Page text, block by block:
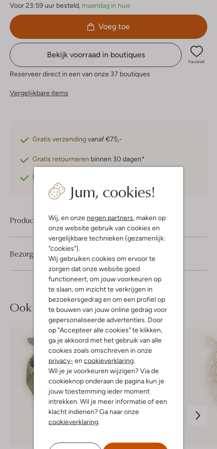
Jum, cookies!
Wij, en onze negen partners , maken op
onze website gebruik van cookies en
vergelijkbare technieken (gezamenlijk:
"cookies").
Wij gebruiken cookies om ervoor te
zorgen dat onze website goed
functioneert, om jouw voorkeuren op
te slaan, om inzicht te verkrijgen in
bezoekersgedrag en om een profiel op
te bouwen van jouw online gedrag voor
gepersonaliseerde advertenties. Door
op "Accepteer alle cookies" te klikken,
ga je akkoord met het gebruik van alle
cookies zoals omschreven in onze
privacy- en cookieverklaring
Wil je je voorkeuren wijzigen? Via de
cookieknop onderaan de pagina kun je
jouw toestemming ieder moment
intrekken. Wil je meer informatie of een
klacht indienen? Ga naar onze
cookieverklaring
Voor 23:59 uur besteld, maandag in huis
Voeg toe
Bekijk voorraad in boutiques
Favoriet
Reserveer direct in een van onze 37 boutiques
Vergelijkbare items
Gratis verzendingvanaf €75,-
Gratis retourneren binnen 30 dagen*
Betaal achteraf
Product informatie
Bezorgen & retourneren
Ook iets voor jou?